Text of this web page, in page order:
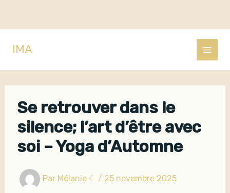
IMA
Se retrouver dans le
silence; l’art d’être avec
soi – Yoga d’Automne
Par Mélanie ☾ / 25 novembre 2025